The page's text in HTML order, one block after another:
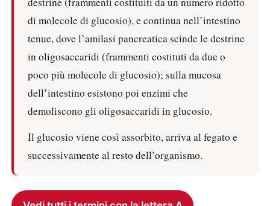
di molecole di glucosio), e continua nell’intestino
tenue, dove l’amilasi pancreatica scinde le destrine
in oligosaccaridi (frammenti costituti da due o
poco più molecole di glucosio); sulla mucosa
dell’intestino esistono poi enzimi che
demoliscono gli oligosaccaridi in glucosio.
Il glucosio viene così assorbito, arriva al fegato e
successivamente al resto dell’organismo.